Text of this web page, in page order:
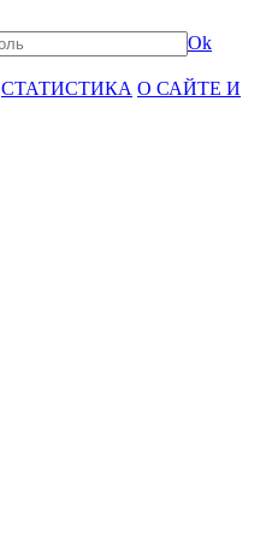
Ok
СТАТИСТИКА О САЙТЕ И